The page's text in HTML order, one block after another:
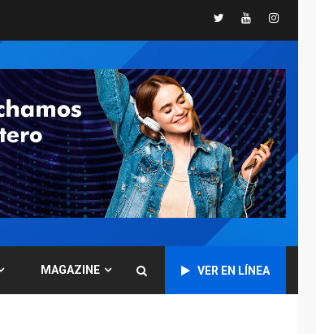
TwitterYoutube
MAGAZINE VER EN LÍNEA
7
GUERRA EN EL MUNDO
Ucrania y Rusia
intensifican
ofensivas de largo
alcance
NACIONALES
TITULARES
ÚLTIMA HORA
Instalan carpas
metálicas como
terminales
Aeropuerto de